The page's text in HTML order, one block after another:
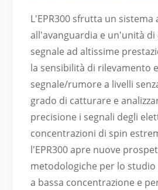
L'EPR300 sfrutta un
all'avanguardia e un'unità di
segnale ad altissime
la sensibilità di rilevamento
segnale/rumore a livelli
grado di catturare e
precisione i segnali degli
concentrazioni di spin
l'EPR300 apre nuove
metodologiche per lo
a bassa concentrazione e